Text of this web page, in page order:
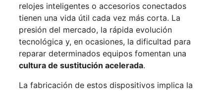
relojes inteligentes o accesorios conectados
tienen una vida útil cada vez más corta. La
presión del mercado, la rápida evolución
tecnológica y, en ocasiones, la dificultad para
reparar determinados equipos fomentan una
cultura de sustitución acelerada.
La fabricación de estos dispositivos implica la